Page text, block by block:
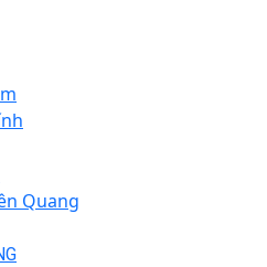
Quang